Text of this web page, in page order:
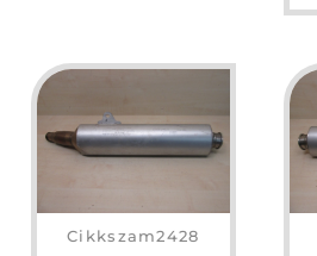
Cikkszam2428